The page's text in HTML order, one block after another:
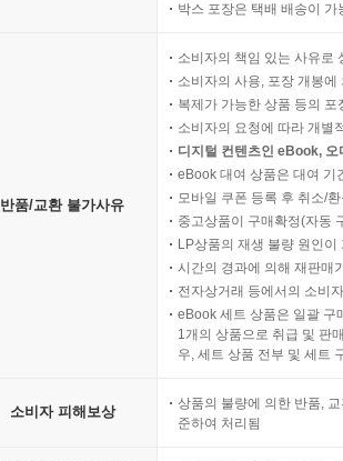
박스 포장은 택배 배송이
반품/교환 불가사유
소비자의 책임 있는 사유로
소비자의 사용, 포장 개봉
복제가 가능한 상품 등의
소비자의 요청에 따라 개별
디지털 컨텐츠인 eBook,
eBook 대여 상품은 대여 기
모바일 쿠폰 등록 후 취소/
중고상품이 구매확정(자동
LP상품의 재생 불량 원인
시간의 경과에 의해 재판매
전자상거래 등에서의 소비
eBook 세트 상품은 일괄 구
1개의 상품으로 취급 및 판
우, 세트 상품 전부 및 세트
소비자 피해보상
상품의 불량에 의한 반품,
준하여 처리됨